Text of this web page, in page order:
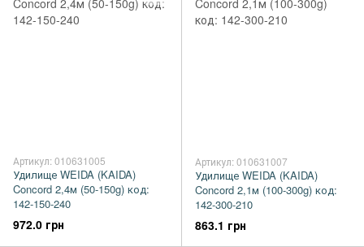
Артикул: 010631005
Удилище WEIDA (KAIDA)
Concord 2,4м (50-150g) код:
142-150-240
972.0 грн
Артикул: 010631007
Удилище WEIDA (KAIDA)
Concord 2,1м (100-300g) код:
142-300-210
863.1 грн